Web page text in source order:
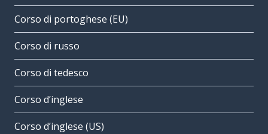
Corso di portoghese (EU)
Corso di russo
Corso di tedesco
Corso d’inglese
Corso d’inglese (US)